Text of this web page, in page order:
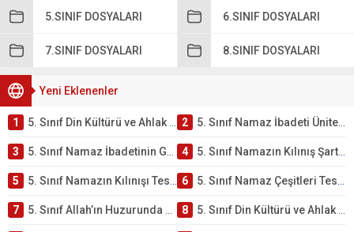
5.SINIF DOSYALARI 6.SINIF DOSYALARI
7.SINIF DOSYALARI 8.SINIF DOSYALARI
Yeni Eklenenler
1 5. Sınıf Din Kültürü ve Ahlak Bilgisi 2. Ünite: Namaz İbadeti Çalışmaları 2 5. Sınıf Namaz İbadeti Ünite Testi – Online Çöz
3 5. Sınıf Namaz İbadetinin Getirdiği Faydalar Testi 4 5. Sınıf Namazın Kılınış Şartları Testi
5 5. Sınıf Namazın Kılınışı Testi – Online Çöz 6 5. Sınıf Namaz Çeşitleri Testi – Online Çöz
7 5. Sınıf Allah’ın Huzurunda Olmak – Namaz İbadeti Testi 8 5. Sınıf Din Kültürü ve Ahlak Bilgisi 1. Ünite: Allah İnancı Çalışmaları